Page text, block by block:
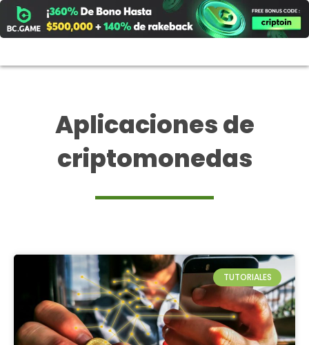
al
contenido
Aplicaciones de
criptomonedas
TUTORIALES